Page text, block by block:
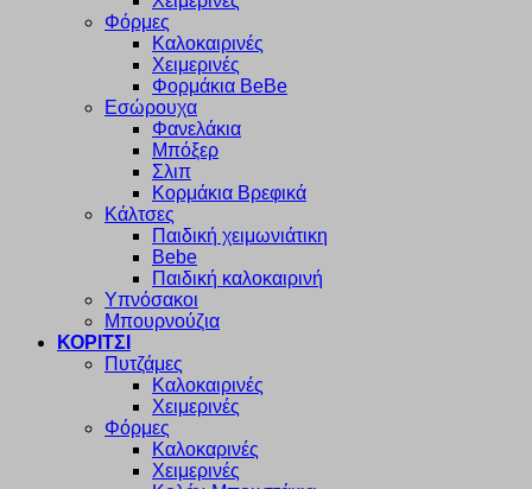
Φόρμες
Καλοκαιρινές
Χειμερινές
Φορμάκια BeBe
Εσώρουχα
Φανελάκια
Μπόξερ
Σλιπ
Κορμάκια Βρεφικά
Κάλτσες
Παιδική χειμωνιάτικη
Bebe
Παιδική καλοκαιρινή
Υπνόσακοι
Μπουρνούζια
ΚΟΡΙΤΣΙ
Πυτζάμες
Καλοκαιρινές
Χειμερινές
Φόρμες
Καλοκαρινές
Χειμερινές